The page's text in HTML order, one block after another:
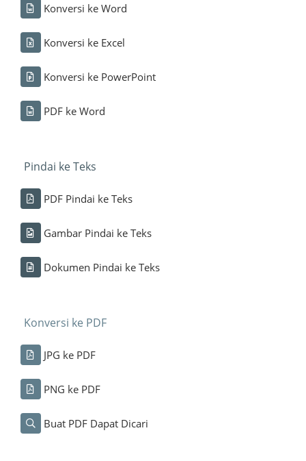
Konversi ke Word
Konversi ke Excel
Konversi ke PowerPoint
PDF ke Word
Pindai ke Teks
PDF Pindai ke Teks
Gambar Pindai ke Teks
Dokumen Pindai ke Teks
Konversi ke PDF
JPG ke PDF
PNG ke PDF
Buat PDF Dapat Dicari